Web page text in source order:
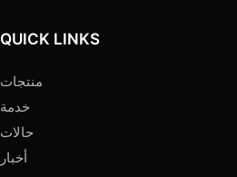
QUICK LINKS
منتجات
خدمة
حالات
أخبار